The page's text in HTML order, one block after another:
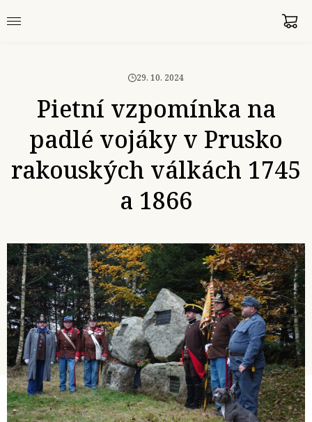
29. 10. 2024
Pietní vzpomínka na
padlé vojáky v Prusko
rakouských válkách 1745
a 1866